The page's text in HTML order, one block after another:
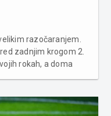
razočaranjem.
zadnjim krogom 2.
rokah, a doma